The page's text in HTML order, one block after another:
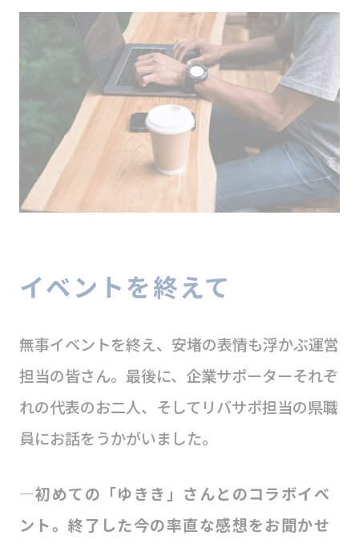
イベントを終えて
無事イベントを終え、安堵の表情も浮かぶ運営
担当の皆さん。最後に、企業サポーターそれぞ
れの代表のお二人、そしてリバサポ担当の県職
員にお話をうかがいました。
―初めての「ゆきき」さんとのコラボイベ
ント。終了した今の率直な感想をお聞かせ